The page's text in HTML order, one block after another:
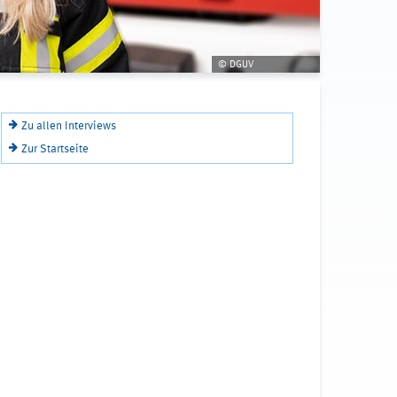
© DGUV
Zu allen Interviews
Zur Startseite